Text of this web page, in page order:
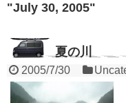
"July 30, 2005"
夏の川
2005/7/30